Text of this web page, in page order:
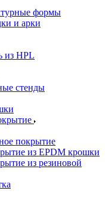
формы
и арки
из HPL
стенды
покрытие
из EPDM крошки
из резиновой